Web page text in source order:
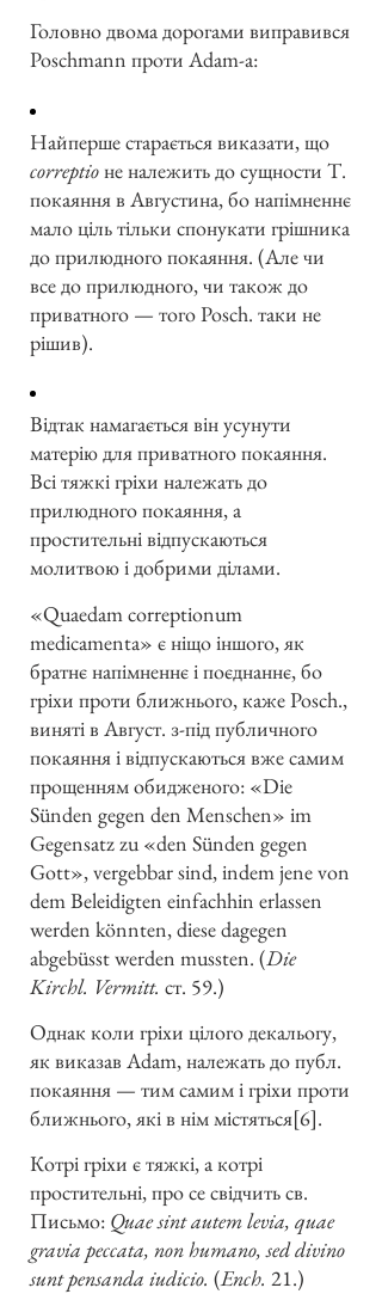
Головно двома дорогами виправився
Poschmann проти Adam-а:
Найперше старається виказати, що
correptioне належить до сущности Т.
покаяння в Августина, бо напімненнє
мало ціль тільки спонукати грішника
до прилюдного покаяння. (Але чи
все до прилюдного, чи також до
приватного — того Posch. таки не
рішив).
Відтак намагається він усунути
матерію для приватного покаяння.
Всі тяжкі гріхи належать до
прилюдного покаяння, а
простительні відпускаються
молитвою і добрими ділами.
«Quaedam correptionum
medicamenta» є ніщо іншого, як
братнє напімненнє і поєднаннє, бо
гріхи проти ближнього, каже Posch.,
виняті в Август. з-під публичного
покаяння і відпускаються вже самим
прощенням обидженого: «Die
Sünden gegen den Menschen» im
Gegensatz zu «den Sünden gegen
Gott», vergebbar sind, indem jene von
dem Beleidigten einfachhin erlassen
werden könnten, diese dagegen
abgebüsst werden mussten. (Die
Kirchl. Vermitt. ст. 59.)
Однак коли гріхи цілого декальогу,
як виказав Adam, належать до публ.
покаяння — тим самим і гріхи проти
ближнього, які в нім містяться[6].
Котрі гріхи є тяжкі, а котрі
простительні, про се свідчить св.
Письмо: Quae sint autem levia, quae
gravia peccata, non humano, sed divino
sunt pensanda iudicio. (Ench. 21.)